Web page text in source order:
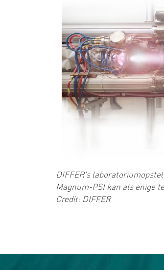
DIFFER's
Magnum-PSI kan als enige
Credit: DIFFER